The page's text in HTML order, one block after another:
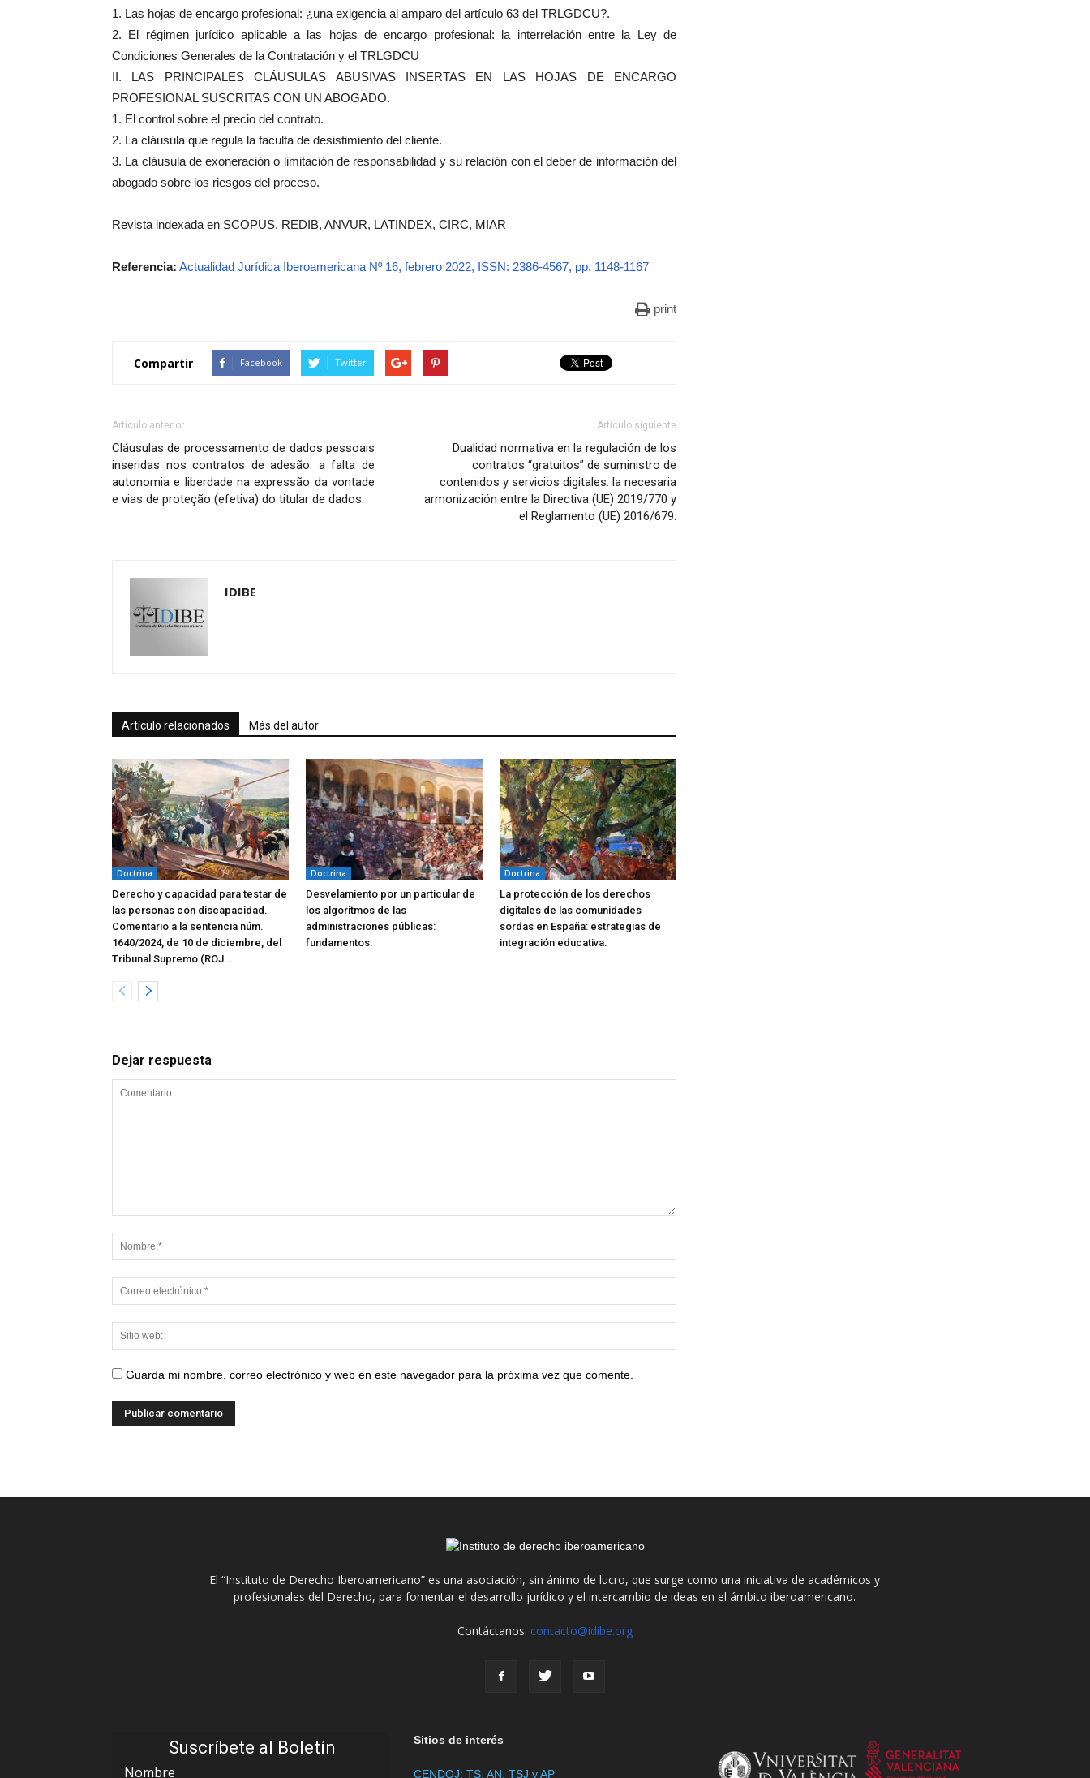
1. Las hojas de encargo profesional: ¿una exigencia al amparo del artículo 63 del TRLGDCU?.
2. El régimen jurídico aplicable a las hojas de encargo profesional: la interrelación entre la Ley de
Condiciones Generales de la Contratación y el TRLGDCU
II. LAS PRINCIPALES CLÁUSULAS ABUSIVAS INSERTAS EN LAS HOJAS DE ENCARGO
PROFESIONAL SUSCRITAS CON UN ABOGADO.
1. El control sobre el precio del contrato.
2. La cláusula que regula la faculta de desistimiento del cliente.
3. La cláusula de exoneración o limitación de responsabilidad y su relación con el deber de información del
abogado sobre los riesgos del proceso.
Revista indexada en SCOPUS, REDIB, ANVUR, LATINDEX, CIRC, MIAR
Referencia: Actualidad Jurídica Iberoamericana Nº 16, febrero 2022, ISSN: 2386-4567, pp. 1148-1167
print
Compartir Facebook Twitter
Artículo anterior
Cláusulas de processamento de dados pessoais
inseridas nos contratos de adesão: a falta de
autonomia e liberdade na expressão da vontade
e vias de proteção (efetiva) do titular de dados.
Artículo siguiente
Dualidad normativa en la regulación de los
contratos “gratuitos” de suministro de
contenidos y servicios digitales: la necesaria
armonización entre la Directiva (UE) 2019/770 y
el Reglamento (UE) 2016/679.
IDIBE
Artículo relacionados Más del autor
Doctrina
Derecho y capacidad para testar de
las personas con discapacidad.
Comentario a la sentencia núm.
1640/2024, de 10 de diciembre, del
Tribunal Supremo (ROJ...
Doctrina
Desvelamiento por un particular de
los algoritmos de las
administraciones públicas:
fundamentos.
Doctrina
La protección de los derechos
digitales de las comunidades
sordas en España: estrategias de
integración educativa.
Dejar respuesta
Guarda mi nombre, correo electrónico y web en este navegador para la próxima vez que comente.
El “Instituto de Derecho Iberoamericano” es una asociación, sin ánimo de lucro, que surge como una iniciativa de académicos y
profesionales del Derecho, para fomentar el desarrollo jurídico y el intercambio de ideas en el ámbito iberoamericano.
Contáctanos: contacto@idibe.org
Suscríbete al Boletín
Nombre
Sitios de interés
CENDOJ: TS, AN, TSJ y AP